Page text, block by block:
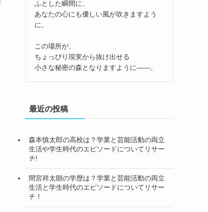
ふとした瞬間に、
あなたの心にも優しい風が吹きますよう
に。
この場所が、
ちょっぴり現実から抜け出せる
小さな秘密の森となりますように——。
最近の投稿
森本慎太郎の高校は？学業と芸能活動の両立
生活や学生時代のエピソードについてリサー
チ!
間宮祥太朗の学歴は？学業と芸能活動の両立
生活と学生時代のエピソードについてリサー
チ！